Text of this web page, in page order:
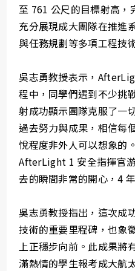
至 761 公尺的目標射高
充分展現成大團隊在推進
與任務規劃等多項工程技
吳志勇教授表示，
程中，同學們遇到不少挑
射成功顯示團隊克服了一
過去努力與成果，相信每
悅程度非外人可以想象的
AfterLight 1 安全指揮官
去的瞬間非常的開心，4
吳志勇教授指出，這次成
技術的重要里程碑，也象
上正穩步向前。此成果將
滿熱情的學生報考成大航